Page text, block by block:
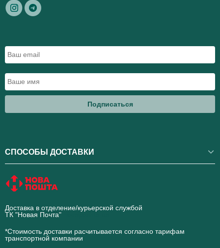
Подписаться
СПОСОБЫ ДОСТАВКИ
Доставка в отделение/курьерской службой
ТК "Новая Почта"
*Стоимость доставки расчитывается согласно тарифам
транспортной компании